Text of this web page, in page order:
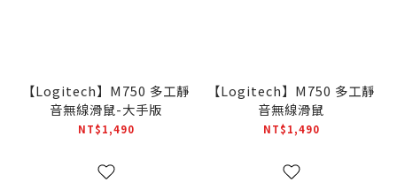
【Logitech】M750 多工靜
音無線滑鼠-大手版
NT$1,490
【Logitech】M750 多工靜
音無線滑鼠
NT$1,490